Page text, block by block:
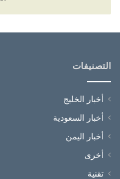
التصنيفات
أخبار الخليج
أخبار السعودية
أخبار اليمن
أخرى
تقنية